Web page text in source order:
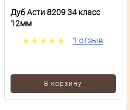
Дуб Асти 8209 34 класс
12мм
1 отзыв
В корзину